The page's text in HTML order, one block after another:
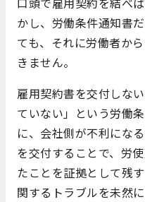
かし、労働条件通知書
ても、それに労働者か
きません。
雇用契約書を交付しな
ていない」という労働
に、会社側が不利にな
を交付することで、労
たことを証拠として残
関するトラブルを未然